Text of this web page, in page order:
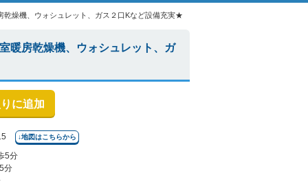
燥機、ウォシュレット、ガス２口Kなど設備充実★
暖房乾燥機、ウォシュレット、ガ
に追加
↓地図はこちらから
5分
分